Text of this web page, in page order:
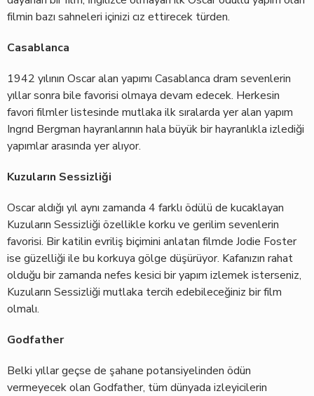
filmin bazı sahneleri içinizi cız ettirecek türden.
Casablanca
1942 yılının Oscar alan yapımı Casablanca dram sevenlerin
yıllar sonra bile favorisi olmaya devam edecek. Herkesin
favori filmler listesinde mutlaka ilk sıralarda yer alan yapım
Ingrıd Bergman hayranlarının hala büyük bir hayranlıkla izlediği
yapımlar arasında yer alıyor.
Kuzuların Sessizliği
Oscar aldığı yıl aynı zamanda 4 farklı ödülü de kucaklayan
Kuzuların Sessizliği özellikle korku ve gerilim sevenlerin
favorisi. Bir katilin evriliş biçimini anlatan filmde Jodie Foster
ise güzelliği ile bu korkuya gölge düşürüyor. Kafanızın rahat
olduğu bir zamanda nefes kesici bir yapım izlemek isterseniz,
Kuzuların Sessizliği mutlaka tercih edebileceğiniz bir film
olmalı.
Godfather
Belki yıllar geçse de şahane potansiyelinden ödün
vermeyecek olan Godfather, tüm dünyada izleyicilerin